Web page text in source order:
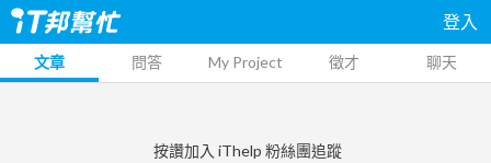
登入
文章 問答 My Project 徵才 聊天
按讚加入 iThelp 粉絲團追蹤